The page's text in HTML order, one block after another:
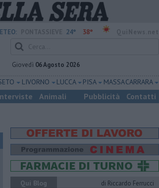
24° 38°
Giovedì 06 Agosto 2026
LIVORNO LUCCA PISA MASSA CARRARA
Animali Pubblicità Contatti
Qui Blog
di Riccardo Ferrucci